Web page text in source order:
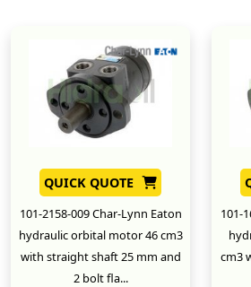
QUICK QUOTE
101-2158-009 Char-Lynn Eaton
hydraulic orbital motor 46 cm3
with straight shaft 25 mm and
2 bolt fla...
101-
cm3